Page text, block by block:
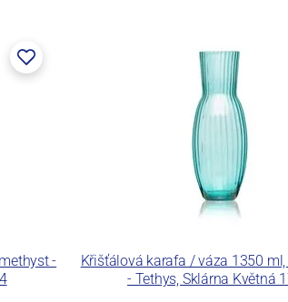
-
Křišťálová karafa / váza 1350
- Tethys, Sklárna Květná